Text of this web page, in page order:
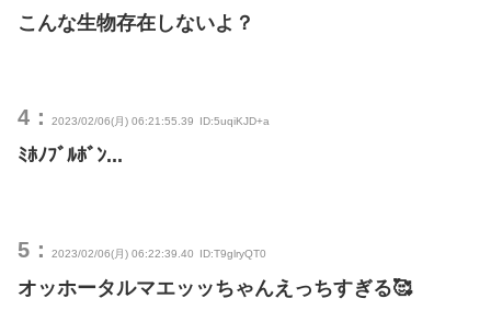
こんな生物存在しないよ？
4： 2023/02/06(月) 06:21:55.39 ID:5uqiKJD+a
ﾐﾎﾉﾌﾞﾙﾎﾞﾝ...
5： 2023/02/06(月) 06:22:39.40 ID:T9glryQT0
オッホータルマエッッちゃんえっちすぎる🥰